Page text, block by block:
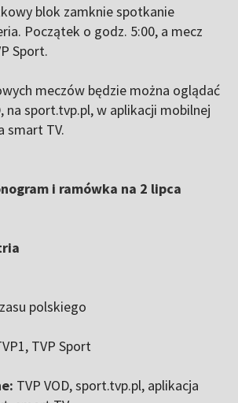
blok zamknie spotkanie
Początek o godz. 5:00, a mecz
Sport.
meczów będzie można oglądać
na sport.tvp.pl, w aplikacji mobilnej
smart TV.
i ramówka na 2 lipca
polskiego
TVP Sport
TVP VOD, sport.tvp.pl, aplikacja